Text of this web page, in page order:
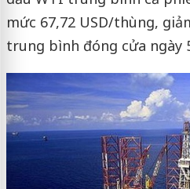
mức 67,72 USD/thùng,
trung bình đóng cửa ngày